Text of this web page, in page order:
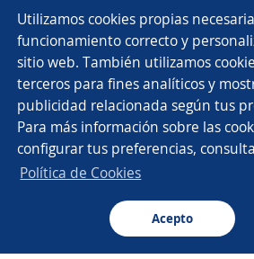
Utilizamos cookies propias
funcionamiento correcto y
sitio web. También utilizamos
terceros para fines analíticos y
publicidad relacionada según tus
Para más información sobre las
configurar tus preferencias,
Política de Cookies
Acepto
Buscar Postulaciones Avisos
Hace 4 días
Nuevas ofertas de empleo
Empleos similares
Jefe/a de logística
Coordinador/a de almacén
Buscar es más fácil
CT App
Navegador